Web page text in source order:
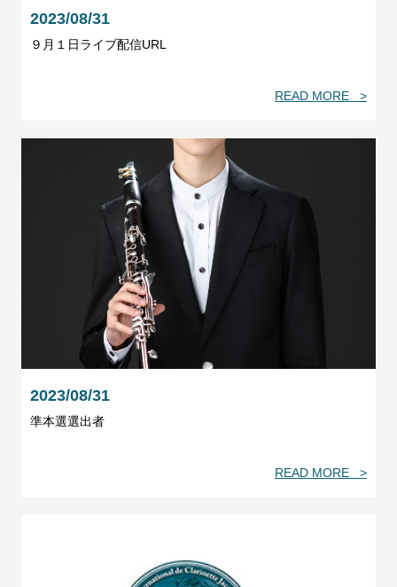
2023/08/31
９月１日ライブ配信URL
READ MORE >
2023/08/31
準本選選出者
READ MORE >